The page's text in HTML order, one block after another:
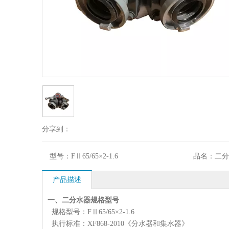
分享到：
型号： FⅡ65/65×2-1.6 品名： 二
产品描述
一、二分水器规格型号
规格型号：FⅡ65/65×2-1.6
执行标准：XF868-2010《分水器和集水器》